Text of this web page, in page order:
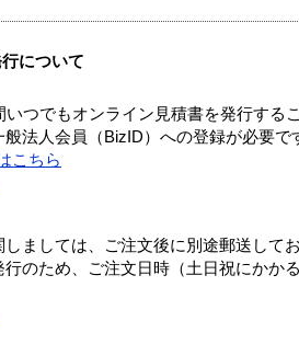
について
つでもオンライン見積書を発行する
法人会員（BizID）への登録が必要で
こちら
ましては、ご注文後に別途郵送してお
のため、ご注文日時（土日祝にかか